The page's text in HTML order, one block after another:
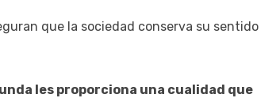
que la sociedad conserva su sentido
les proporciona una cualidad que